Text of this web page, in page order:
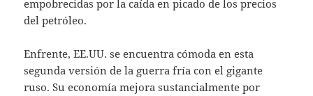
empobrecidas por la caída en picado de los precios
del petróleo.
Enfrente, EE.UU. se encuentra cómoda en esta
segunda versión de la guerra fría con el gigante
ruso. Su economía mejora sustancialmente por